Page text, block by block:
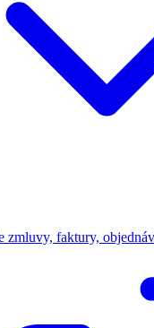
zmluvy, faktury,